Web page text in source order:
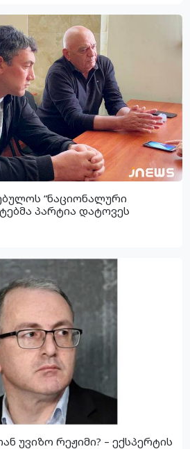
“ნაციონალური
პარტია დატოვეს
უვიზო რეჟიმი? – ექსპერტის